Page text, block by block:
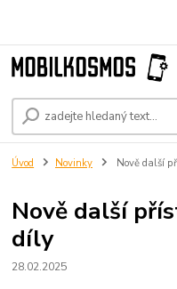
Úvod Novinky Nově další
Nově další
díly
28.02.2025